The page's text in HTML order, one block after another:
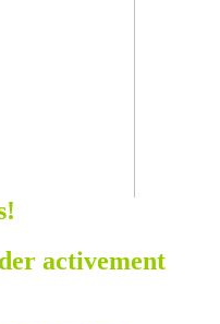
activement